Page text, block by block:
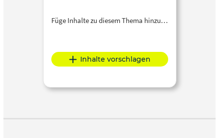
Füge Inhalte zu diesem Thema hinzu…
Inhalte vorschlagen